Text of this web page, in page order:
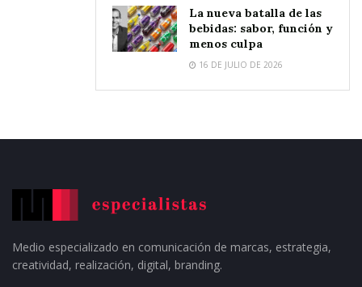
La nueva batalla de las
bebidas: sabor, función y
menos culpa
16 DE JULIO DE 2026
Medio especializado en comunicación de marcas, estrategia,
creatividad, realización, digital, branding.